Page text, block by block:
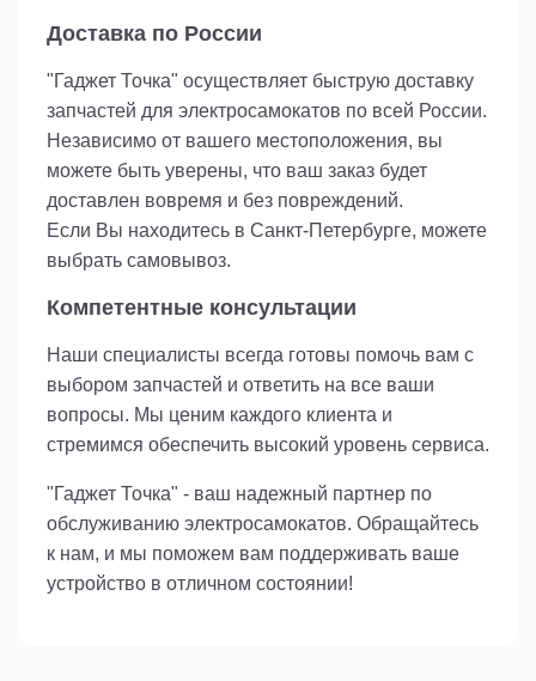
Доставка по России
"Гаджет Точка" осуществляет быструю доставку
запчастей для электросамокатов по всей России.
Независимо от вашего местоположения, вы
можете быть уверены, что ваш заказ будет
доставлен вовремя и без повреждений.
Если Вы находитесь в Санкт-Петербурге, можете
выбрать самовывоз.
Компетентные консультации
Наши специалисты всегда готовы помочь вам с
выбором запчастей и ответить на все ваши
вопросы. Мы ценим каждого клиента и
стремимся обеспечить высокий уровень сервиса.
"Гаджет Точка" - ваш надежный партнер по
обслуживанию электросамокатов. Обращайтесь
к нам, и мы поможем вам поддерживать ваше
устройство в отличном состоянии!